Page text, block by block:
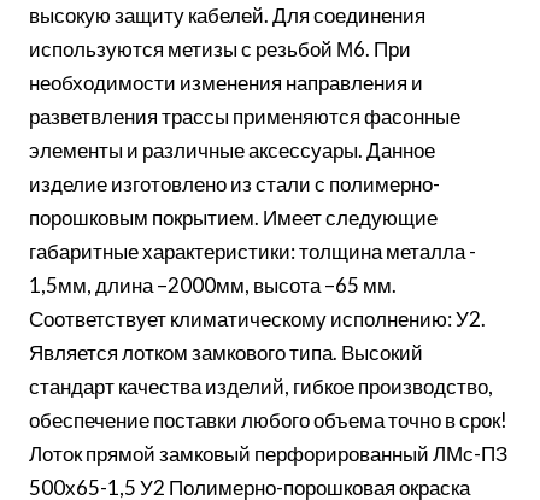
высокую защиту кабелей. Для соединения
используются метизы с резьбой М6. При
необходимости изменения направления и
разветвления трассы применяются фасонные
элементы и различные аксессуары. Данное
изделие изготовлено из стали с полимерно-
порошковым покрытием. Имеет следующие
габаритные характеристики: толщина металла -
1,5мм, длина –2000мм, высота –65 мм.
Соответствует климатическому исполнению: У2.
Является лотком замкового типа. Высокий
стандарт качества изделий, гибкое производство,
обеспечение поставки любого объема точно в срок!
Лоток прямой замковый перфорированный ЛМс-ПЗ
500х65-1,5 У2 Полимерно-порошковая окраска